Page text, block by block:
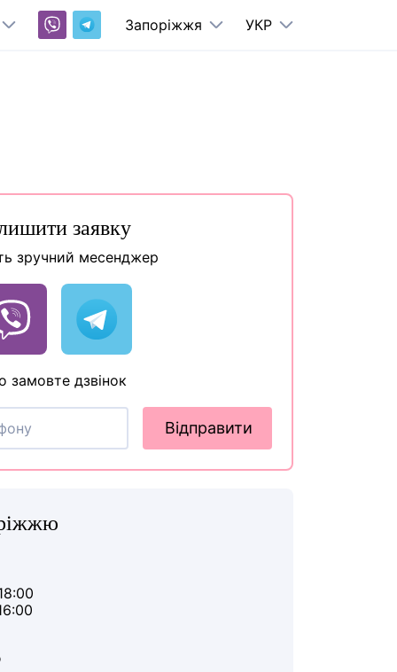
Запоріжжя УКР
заявку
зручний месенджер
замовте дзвінок
Відправити